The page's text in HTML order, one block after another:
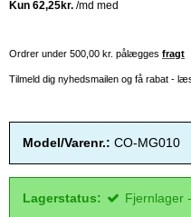
Ordrer under 500,00 kr. pålægges fragt
Tilmeld dig nyhedsmailen og få rabat -
Model/Varenr.: CO-MG010
Lagerstatus: Fjernlager